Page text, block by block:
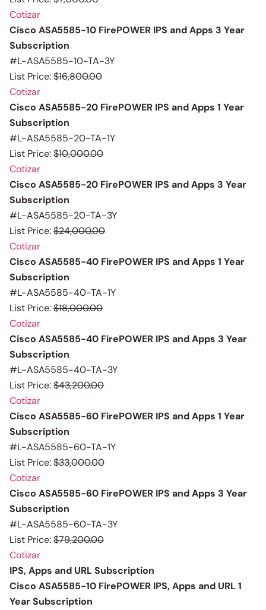
Cotizar
Cisco ASA5585-10 FirePOWER IPS and Apps 3 Year
Subscription
#L-ASA5585-10-TA-3Y
List Price:$16,800.00
Cotizar
Cisco ASA5585-20 FirePOWER IPS and Apps 1 Year
Subscription
#L-ASA5585-20-TA-1Y
List Price:$10,000.00
Cotizar
Cisco ASA5585-20 FirePOWER IPS and Apps 3 Year
Subscription
#L-ASA5585-20-TA-3Y
List Price:$24,000.00
Cotizar
Cisco ASA5585-40 FirePOWER IPS and Apps 1 Year
Subscription
#L-ASA5585-40-TA-1Y
List Price:$18,000.00
Cotizar
Cisco ASA5585-40 FirePOWER IPS and Apps 3 Year
Subscription
#L-ASA5585-40-TA-3Y
List Price:$43,200.00
Cotizar
Cisco ASA5585-60 FirePOWER IPS and Apps 1 Year
Subscription
#L-ASA5585-60-TA-1Y
List Price:$33,000.00
Cotizar
Cisco ASA5585-60 FirePOWER IPS and Apps 3 Year
Subscription
#L-ASA5585-60-TA-3Y
List Price:$79,200.00
Cotizar
IPS, Apps and URL Subscription
Cisco ASA5585-10 FirePOWER IPS, Apps and URL 1
Year Subscription